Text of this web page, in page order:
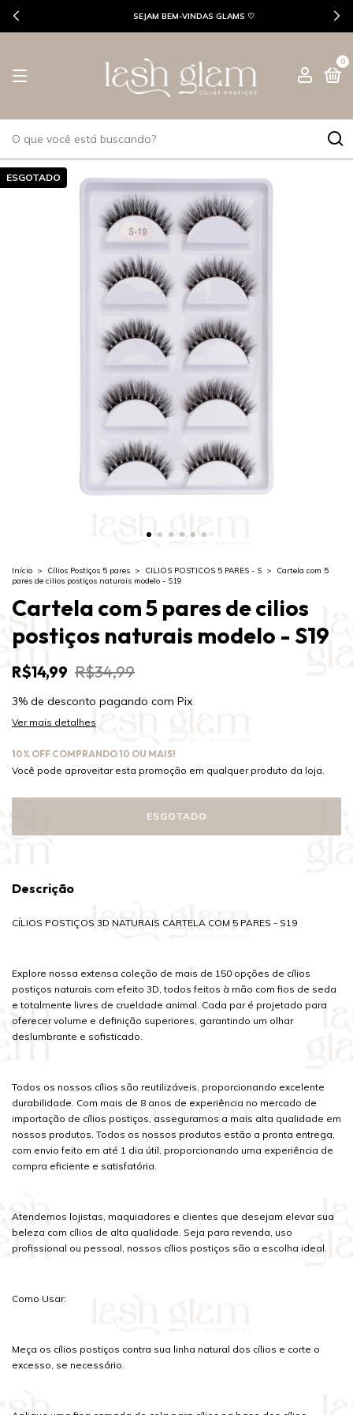
SEJAM BEM-VINDAS GLAMS ♡
0
ESGOTADO
Início > Cílios Postiços 5 pares > CILIOS POSTICOS 5 PARES - S >
Cartela com 5
pares de cilios postiços naturais modelo - S19
Cartela com 5 pares de cilios
postiços naturais modelo - S19
R$14,99 R$34,99
3% de desconto pagando com Pix
Ver mais detalhes
10% OFF COMPRANDO 10 OU MAIS!
Você pode aproveitar esta promoção em qualquer produto da loja.
Descrição
CÍLIOS POSTIÇOS 3D NATURAIS CARTELA COM 5 PARES - S19
Explore nossa extensa coleção de mais de 150 opções de cílios
postiços naturais com efeito 3D, todos feitos à mão com fios de seda
e totalmente livres de crueldade animal. Cada par é projetado para
oferecer volume e definição superiores, garantindo um olhar
deslumbrante e sofisticado.
Todos os nossos cílios são reutilizáveis, proporcionando excelente
durabilidade. Com mais de 8 anos de experiência no mercado de
importação de cílios postiços, asseguramos a mais alta qualidade em
nossos produtos. Todos os nossos produtos estão a pronta entrega,
com envio feito em até 1 dia útil, proporcionando uma experiência de
compra eficiente e satisfatória.
Atendemos lojistas, maquiadores e clientes que desejam elevar sua
beleza com cílios de alta qualidade. Seja para revenda, uso
profissional ou pessoal, nossos cílios postiços são a escolha ideal.
Como Usar:
Meça os cílios postiços contra sua linha natural dos cílios e corte o
excesso, se necessário.